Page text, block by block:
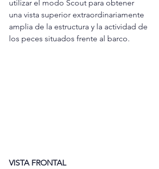
utilizar el modo Scout para obtener
una vista superior extraordinariamente
amplia de la estructura y la actividad de
los peces situados frente al barco.
VISTA FRONTAL